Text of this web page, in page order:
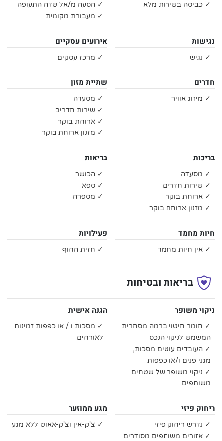
✓ כביסה בשירות מלא
✓ הסעה מ/אל שדה התעופה
✓ מעבורת מקומית
נגישות
✓ נגיש
אירועים עסקיים
✓ מרכז עסקים
חדרים
✓ מיזוג אוויר
שתיית מזון
✓ מסעדה
✓ שירות חדרים
✓ ארוחת בוקר
✓ מזנון ארוחת בוקר
בריכות
✓ מסעדה
✓ שירות חדרים
✓ ארוחת בוקר
✓ מזנון ארוחת בוקר
בריאות
✓ הכושר
✓ ספא
✓ מספרה
חיות מחמד
✓ אין חיות מחמד
פעילויות
✓ חזית החוף
בריאות ובטיחות
ניקוי משופר
✓ חומר חיטוי ברמה מסחרית
המשמש לניקוי הנכס
✓ העובדים עוטים מסכות,
מגני פנים ו/או כפפות
✓ ניקוי משופר של שטחים
משותפים
הגנה אישית
✓ מסכות ו / או כפפות זמינות
לאורחים
ריחוק פיזי
✓ נדרש ריחוק פיזי
✓ אזורים משותפים מסודרים
מגע ממוזער
✓ צ'ק-אין וצ'ק-אאוט ללא מגע